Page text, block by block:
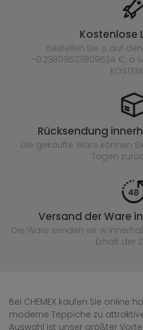
Kostenlose
Bestellen Sie o auf
-0.23809523809524 €, a
Rücksendung
Die gekaufte Ware können
Tagen
Versand der Ware
Die Ware senden wir w
Erhalt der
Bei CHEMEX kaufen Sie online
moderne Teppiche zu
Auswahl ist unser größter